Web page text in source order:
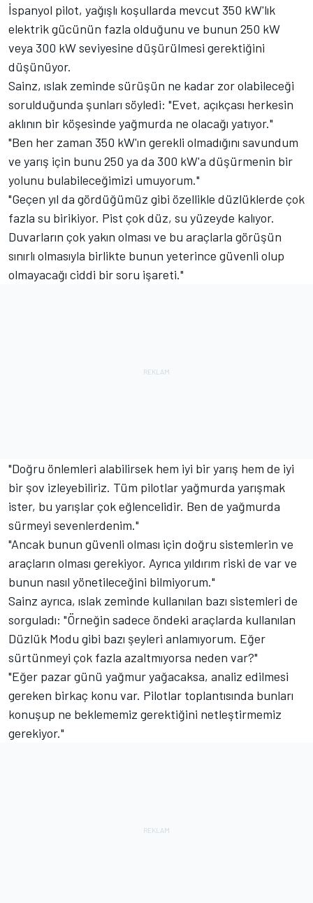
İspanyol pilot, yağışlı koşullarda mevcut 350 kW'lık
elektrik gücünün fazla olduğunu ve bunun 250 kW
veya 300 kW seviyesine düşürülmesi gerektiğini
düşünüyor.
Sainz, ıslak zeminde sürüşün ne kadar zor olabileceği
sorulduğunda şunları söyledi: "Evet, açıkçası herkesin
aklının bir köşesinde yağmurda ne olacağı yatıyor."
"Ben her zaman 350 kW'ın gerekli olmadığını savundum
ve yarış için bunu 250 ya da 300 kW'a düşürmenin bir
yolunu bulabileceğimizi umuyorum."
"Geçen yıl da gördüğümüz gibi özellikle düzlüklerde çok
fazla su birikiyor. Pist çok düz, su yüzeyde kalıyor.
Duvarların çok yakın olması ve bu araçlarla görüşün
sınırlı olmasıyla birlikte bunun yeterince güvenli olup
olmayacağı ciddi bir soru işareti."
"Doğru önlemleri alabilirsek hem iyi bir yarış hem de iyi
bir şov izleyebiliriz. Tüm pilotlar yağmurda yarışmak
ister, bu yarışlar çok eğlencelidir. Ben de yağmurda
sürmeyi sevenlerdenim."
"Ancak bunun güvenli olması için doğru sistemlerin ve
araçların olması gerekiyor. Ayrıca yıldırım riski de var ve
bunun nasıl yönetileceğini bilmiyorum."
Sainz ayrıca, ıslak zeminde kullanılan bazı sistemleri de
sorguladı: "Örneğin sadece öndeki araçlarda kullanılan
Düzlük Modu gibi bazı şeyleri anlamıyorum. Eğer
sürtünmeyi çok fazla azaltmıyorsa neden var?"
"Eğer pazar günü yağmur yağacaksa, analiz edilmesi
gereken birkaç konu var. Pilotlar toplantısında bunları
konuşup ne beklememiz gerektiğini netleştirmemiz
gerekiyor."